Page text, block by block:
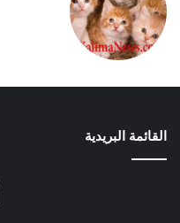
القائمة البريدية